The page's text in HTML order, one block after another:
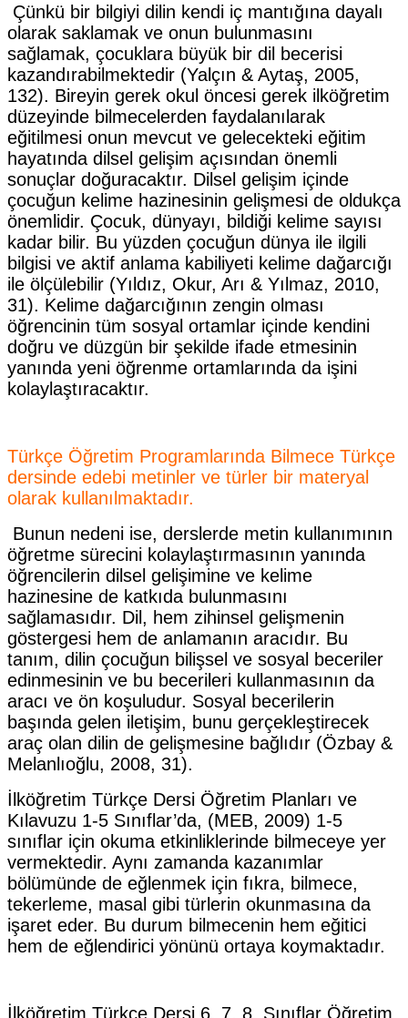
Çünkü bir bilgiyi dilin kendi iç mantığına dayalı
olarak saklamak ve onun bulunmasını
sağlamak, çocuklara büyük bir dil becerisi
kazandırabilmektedir (Yalçın & Aytaş, 2005,
132). Bireyin gerek okul öncesi gerek ilköğretim
düzeyinde bilmecelerden faydalanılarak
eğitilmesi onun mevcut ve gelecekteki eğitim
hayatında dilsel gelişim açısından önemli
sonuçlar doğuracaktır. Dilsel gelişim içinde
çocuğun kelime hazinesinin gelişmesi de oldukça
önemlidir. Çocuk, dünyayı, bildiği kelime sayısı
kadar bilir. Bu yüzden çocuğun dünya ile ilgili
bilgisi ve aktif anlama kabiliyeti kelime dağarcığı
ile ölçülebilir (Yıldız, Okur, Arı & Yılmaz, 2010,
31). Kelime dağarcığının zengin olması
öğrencinin tüm sosyal ortamlar içinde kendini
doğru ve düzgün bir şekilde ifade etmesinin
yanında yeni öğrenme ortamlarında da işini
kolaylaştıracaktır.
Türkçe Öğretim Programlarında Bilmece Türkçe
dersinde edebi metinler ve türler bir materyal
olarak kullanılmaktadır.
Bunun nedeni ise, derslerde metin kullanımının
öğretme sürecini kolaylaştırmasının yanında
öğrencilerin dilsel gelişimine ve kelime
hazinesine de katkıda bulunmasını
sağlamasıdır. Dil, hem zihinsel gelişmenin
göstergesi hem de anlamanın aracıdır. Bu
tanım, dilin çocuğun bilişsel ve sosyal beceriler
edinmesinin ve bu becerileri kullanmasının da
aracı ve ön koşuludur. Sosyal becerilerin
başında gelen iletişim, bunu gerçekleştirecek
araç olan dilin de gelişmesine bağlıdır (Özbay &
Melanlıoğlu, 2008, 31).
İlköğretim Türkçe Dersi Öğretim Planları ve
Kılavuzu 1-5 Sınıflar’da, (MEB, 2009) 1-5
sınıflar için okuma etkinliklerinde bilmeceye yer
vermektedir. Aynı zamanda kazanımlar
bölümünde de eğlenmek için fıkra, bilmece,
tekerleme, masal gibi türlerin okunmasına da
işaret eder. Bu durum bilmecenin hem eğitici
hem de eğlendirici yönünü ortaya koymaktadır.
İlköğretim Türkçe Dersi 6, 7, 8. Sınıflar Öğretim